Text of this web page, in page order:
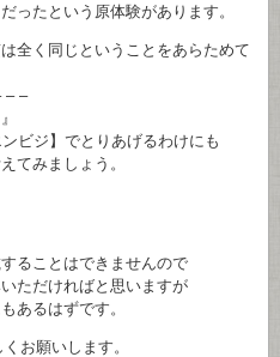
たという原体験があります。
く同じということをあらためて
– –
ジ】でとりあげるわけにも
みましょう。
ることはできませんので
ただければと思いますが
るはずです。
お願いします。